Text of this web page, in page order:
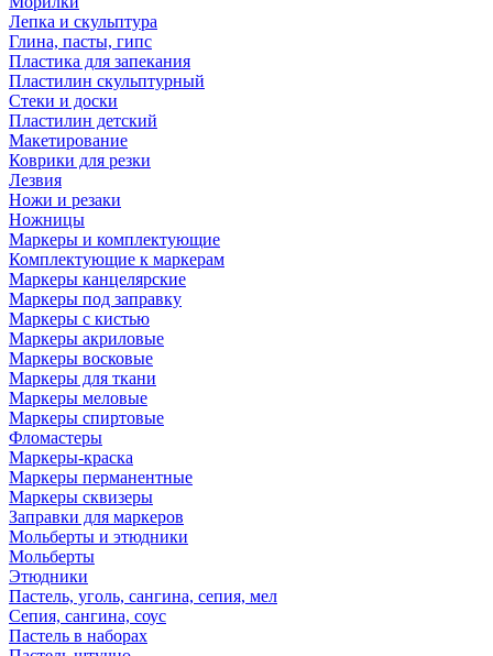
Лепка и скульптура
Глина, пасты, гипс
Пластика для запекания
Пластилин скульптурный
Стеки и доски
Пластилин детский
Макетирование
Коврики для резки
Лезвия
Ножи и резаки
Ножницы
Маркеры и комплектующие
Комплектующие к маркерам
Маркеры канцелярские
Маркеры под заправку
Маркеры с кистью
Маркеры акриловые
Маркеры восковые
Маркеры для ткани
Маркеры меловые
Маркеры спиртовые
Фломастеры
Маркеры-краска
Маркеры перманентные
Маркеры сквизеры
Заправки для маркеров
Мольберты и этюдники
Мольберты
Этюдники
Пастель, уголь, сангина, сепия, мел
Сепия, сангина, соус
Пастель в наборах